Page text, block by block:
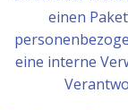
einen
eine interne